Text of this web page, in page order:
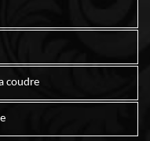
coudre